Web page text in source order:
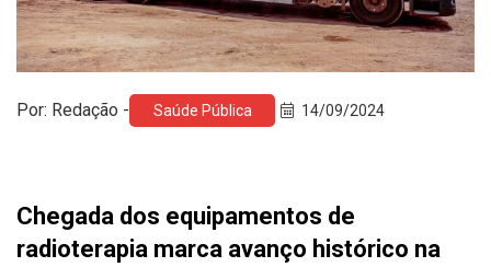
Por: Redação - Saúde Pública 14/09/2024
Chegada dos equipamentos de
radioterapia marca avanço histórico na